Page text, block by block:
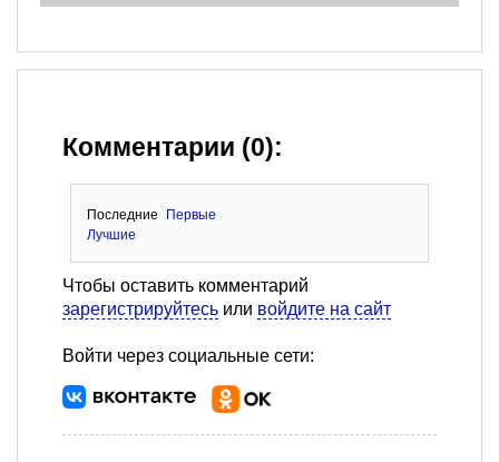
Комментарии (0):
Последние
Первые
Лучшие
Чтобы оставить комментарий
зарегистрируйтесь или войдите на сайт
Войти через социальные сети: